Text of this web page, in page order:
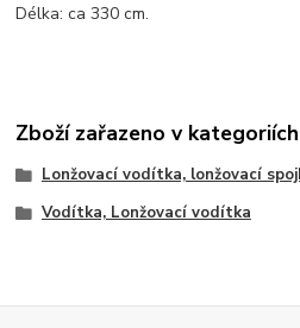
Délka: ca 330 cm.
Zboží zařazeno v kategoriích
Lonžovací vodítka, lonžovací
Vodítka, Lonžovací vodítka